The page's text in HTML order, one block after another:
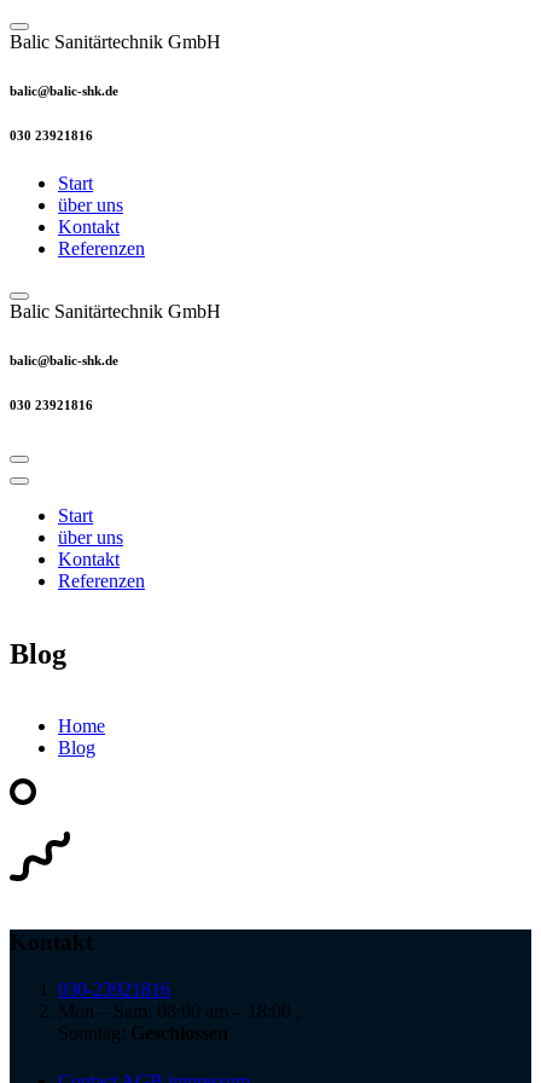
Skip
to
Balic Sanitärtechnik GmbH
balic@balic-shk.de
030 23921816
Start
über uns
Kontakt
Referenzen
Balic Sanitärtechnik GmbH
balic@balic-shk.de
030 23921816
Start
über uns
Kontakt
Referenzen
Blog
Home
Blog
Kontakt
030-23921816
Mon – Sam: 08:00 am – 18:00 ,
Sonntag: Geschlossen